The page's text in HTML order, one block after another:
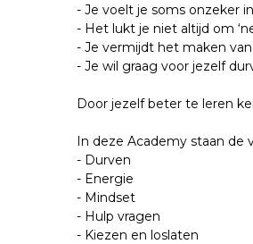
- Je voelt je soms onzeker
- Het lukt je niet altijd om
- Je vermijdt het maken
- Je wil graag voor jezelf
Door jezelf beter te leren
In deze Academy staan de
- Durven
- Energie
- Mindset
- Hulp vragen
- Kiezen en loslaten